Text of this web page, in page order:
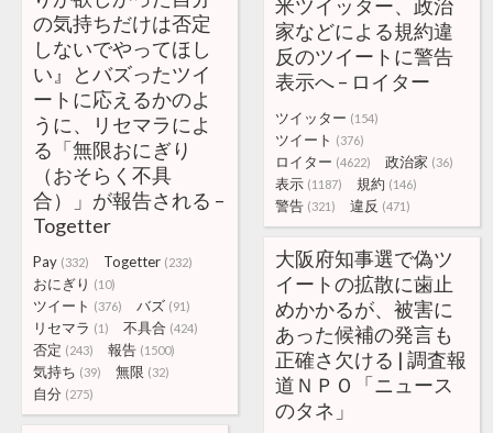
の気持ちだけは否定
しないでやってほし
い』とバズったツイ
ートに応えるかのよ
うに、リセマラによ
る「無限おにぎり
（おそらく不具
合）」が報告される –
Togetter
Pay (332) Togetter (232)
おにぎり (10)
ツイート (376) バズ (91)
リセマラ (1) 不具合 (424)
否定 (243) 報告 (1500)
気持ち (39) 無限 (32)
自分 (275)
米ツイッター、政治
家などによる規約違
反のツイートに警告
表示へ – ロイター
ツイッター (154)
ツイート (376)
ロイター (4622) 政治家 (36)
表示 (1187) 規約 (146)
警告 (321) 違反 (471)
大阪府知事選で偽ツ
イートの拡散に歯止
めかかるが、被害に
あった候補の発言も
正確さ欠ける | 調査報
道ＮＰＯ「ニュース
のタネ」